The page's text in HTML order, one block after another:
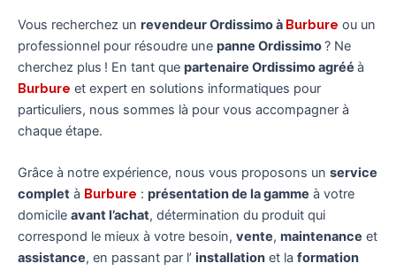
Vous recherchez un revendeur Ordissimo à Burbure ou un
professionnel pour résoudre une panne Ordissimo? Ne
cherchez plus ! En tant que partenaire Ordissimo agréé à
Burbure et expert en solutions informatiques pour
particuliers, nous sommes là pour vous accompagner à
chaque étape.
Grâce à notre expérience, nous vous proposons un service
complet à Burbure : présentation de la gamme à votre
domicile avant l’achat, détermination du produit qui
correspond le mieux à votre besoin, vente, maintenance et
assistance, en passant par l’ installation et la formation